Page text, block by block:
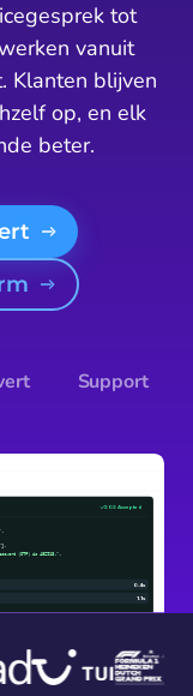
tot
vanuit
Klanten blijven
op, en elk
beter.
Support